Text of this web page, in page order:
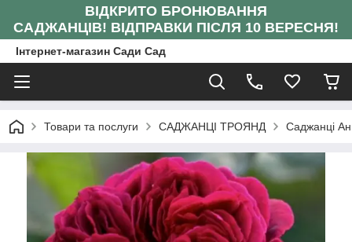
ВІДКРИТО БРОНЮВАННЯ
САДЖАНЦІВ! ВІДПРАВКИ ПІСЛЯ 10 ВЕРЕСНЯ!
Інтернет-магазин Сади Сад
Товари та послуги САДЖАНЦІ ТРОЯНД Саджанці